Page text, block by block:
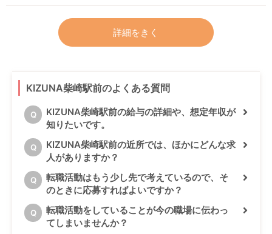
詳細をきく
KIZUNA柴崎駅前のよくある質問
Q
KIZUNA柴崎駅前の給与の詳細や、想定年収が
知りたいです。
Q
KIZUNA柴崎駅前の近所では、ほかにどんな求
人がありますか？
Q
転職活動はもう少し先で考えているので、そ
のときに応募すればよいですか？
Q
転職活動をしていることが今の職場に伝わっ
てしまいませんか？